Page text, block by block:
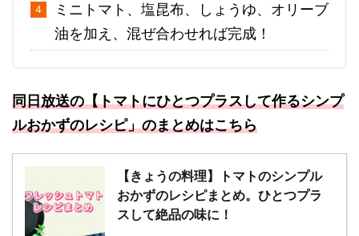
ミニトマト、塩昆布、しょうゆ、オリーブ
油を加え、混ぜ合わせれば完成！
同日放送の【トマトにひとつプラスして作るシンプ
ルおかずのレシピ」のまとめはこちら
【きょうの料理】トマトのシンプル
おかずのレシピまとめ。ひとつプラ
スして絶品の味に！